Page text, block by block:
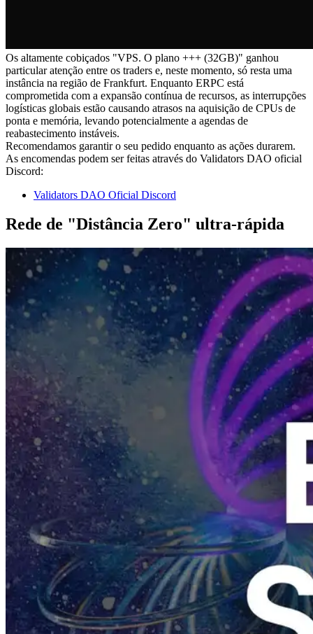
Os altamente cobiçados "VPS. O plano +++ (32GB)" ganhou
particular atenção entre os traders e, neste momento, só resta uma
instância na região de Frankfurt. Enquanto ERPC está
comprometida com a expansão contínua de recursos, as interrupções
logísticas globais estão causando atrasos na aquisição de CPUs de
ponta e memória, levando potencialmente a agendas de
reabastecimento instáveis.
Recomendamos garantir o seu pedido enquanto as ações durarem.
As encomendas podem ser feitas através do Validators DAO oficial
Discord:
Validators DAO Oficial Discord
Rede de "Distância Zero" ultra-rápida